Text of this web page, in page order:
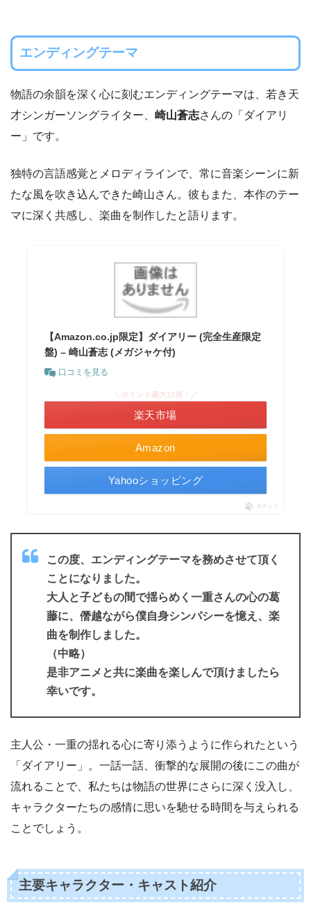
エンディングテーマ
物語の余韻を深く心に刻むエンディングテーマは、若き天
才シンガーソングライター、 崎山蒼志さんの「ダイアリ
ー」です。
独特の言語感覚とメロディラインで、常に音楽シーンに新
たな風を吹き込んできた崎山さん。彼もまた、本作のテー
マに深く共感し、楽曲を制作したと語ります。
【Amazon.co.jp限定】ダイアリー (完全生産限定
盤) – 崎山蒼志 (メガジャケ付)
口コミを見る
Amazon
＼ポイント最大11倍！／
楽天市場
Yahooショッピング
ポチップ
この度、エンディングテーマを務めさせて頂く
ことになりました。
大人と子どもの間で揺らめく一重さんの心の葛
藤に、僭越ながら僕自身シンパシーを憶え、楽
曲を制作しました。
（中略）
是非アニメと共に楽曲を楽しんで頂けましたら
幸いです。
主人公・一重の揺れる心に寄り添うように作られたという
「ダイアリー」。一話一話、衝撃的な展開の後にこの曲が
流れることで、私たちは物語の世界にさらに深く没入し、
キャラクターたちの感情に思いを馳せる時間を与えられる
ことでしょう。
主要キャラクター・キャスト紹介